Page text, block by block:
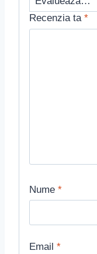
Recenzia ta *
Nume *
Email *